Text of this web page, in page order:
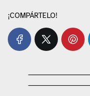
¡COMPÁRTELO!